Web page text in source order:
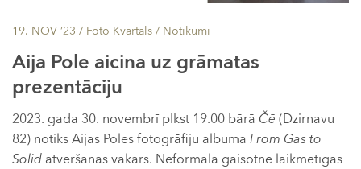
19. NOV ’23 / Foto Kvartāls / Notikumi
Aija Pole aicina uz grāmatas
prezentāciju
2023. gada 30. novembrī plkst 19.00 bārā Čē (Dzirnavu
82) notiks Aijas Poles fotogrāfiju albuma From Gas to
Solid atvēršanas vakars. Neformālā gaisotnē laikmetīgās